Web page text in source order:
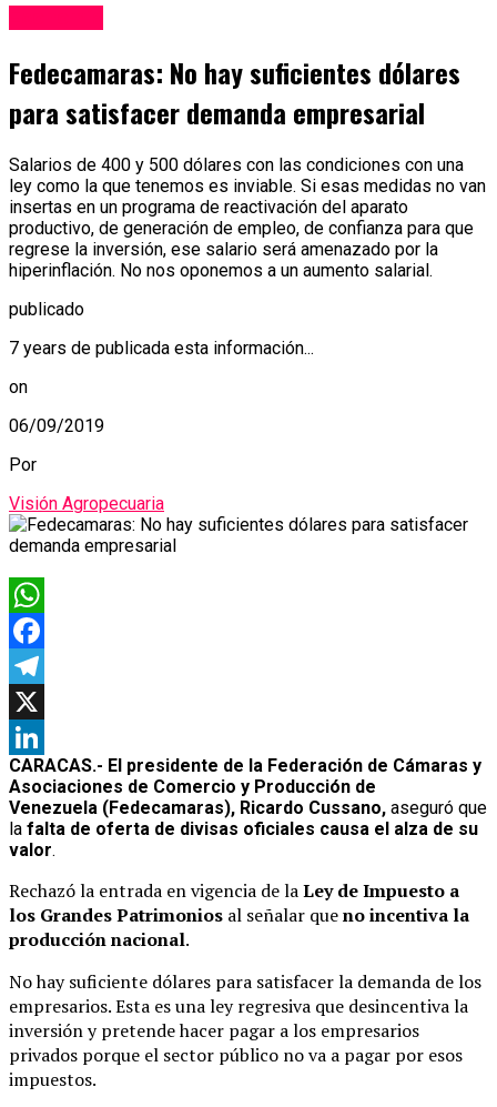
Fedecamaras: No hay suficientes dólares
para satisfacer demanda empresarial
Salarios de 400 y 500 dólares con las condiciones con una
ley como la que tenemos es inviable. Si esas medidas no van
insertas en un programa de reactivación del aparato
productivo, de generación de empleo, de confianza para que
regrese la inversión, ese salario será amenazado por la
hiperinflación. No nos oponemos a un aumento salarial.
publicado
7 years de publicada esta información...
on
06/09/2019
Por
Visión Agropecuaria
WhatsApp
Facebook
Telegram
X
LinkedIn
CARACAS.- El presidente de la Federación de Cámaras y
Asociaciones de Comercio y Producción de
Venezuela (Fedecamaras), Ricardo Cussano, aseguró que
la falta de oferta de divisas oficiales causa el alza de su
valor.
Rechazó la entrada en vigencia de laLey de Impuesto a
los Grandes Patrimonios al señalar queno incentiva la
producción nacional.
No hay suficiente dólares para satisfacer la demanda de los
empresarios. Esta es una ley regresiva que desincentiva la
inversión y pretende hacer pagar a los empresarios
privados porque el sector público no va a pagar por esos
impuestos.